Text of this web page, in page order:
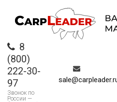
8
(800)
222-30-
97
Звонок по
России —